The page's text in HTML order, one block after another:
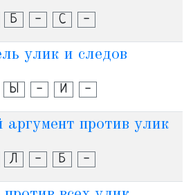
Б - С -
улик и следов
Ы - И -
аргумент против улик
Л - Б -